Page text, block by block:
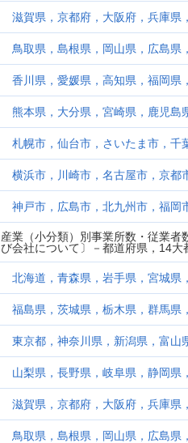
滋賀県，京都府，大阪府，兵庫県
鳥取県，島根県，岡山県，広島県
香川県，愛媛県，高知県，福岡県
熊本県，大分県，宮崎県，鹿児島
札幌市，仙台市，さいたま市，千
横浜市，川崎市，名古屋市，京都
神戸市，広島市，北九州市，福岡
産業（小分類）別事業所数・従業
び会社について〕－都道府県，14大
北海道，青森県，岩手県，宮城県
福島県，茨城県，栃木県，群馬県
東京都，神奈川県，新潟県，富山
山梨県，長野県，岐阜県，静岡県
滋賀県，京都府，大阪府，兵庫県
鳥取県，島根県，岡山県，広島県